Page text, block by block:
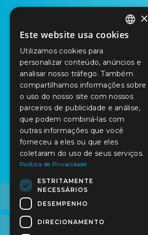
PORTUGUESE
ENGLISH
SPANISH
×
Este website usa cookies
Utilizamos cookies para
personalizar conteúdo, anúncios e
analisar nosso tráfego. Também
compartilhamos informações sobre
o uso do nosso site com nossos
parceiros de publicidade e análise,
que podem combiná-las com
outras informações que você
forneceu a eles ou que eles
coletaram do uso de seus serviços.
Política de Privacidade
ESTRITAMENTE
NECESSÁRIOS
DESEMPENHO
DIRECIONAMENTO